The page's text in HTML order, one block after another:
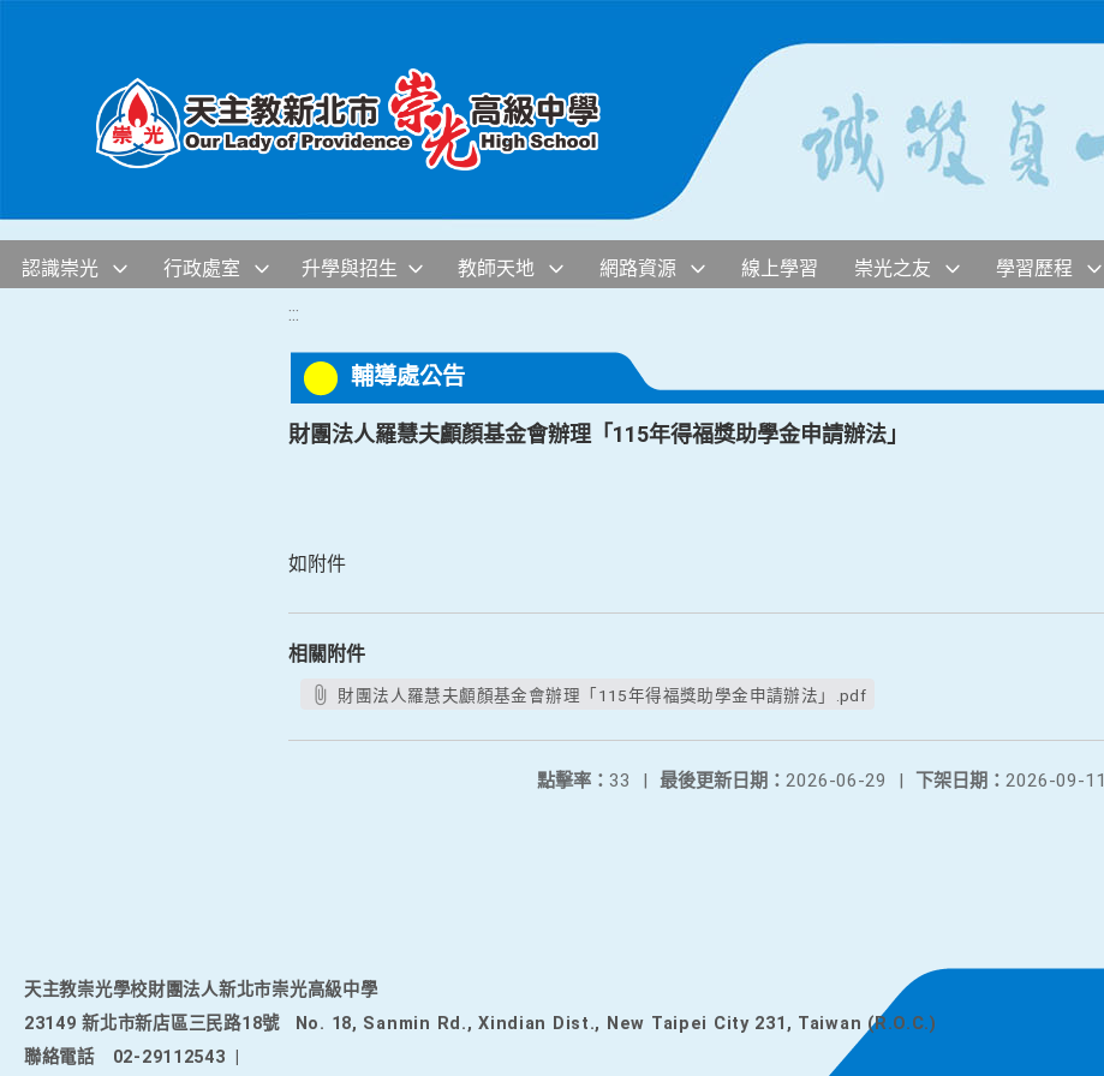
認識崇光 行政處室 升學與招生 教師天地 網路資源 線上學習 崇光之友 學習歷程
:::
輔導處公告
財團法人羅慧夫顱顏基金會辦理「115年得福獎助學金申請辦法」
如附件
相關附件
財團法人羅慧夫顱顏基金會辦理「115年得福獎助學金申請辦法」.pdf
下架日期： 2026-09-11
最後更新日期： 2026-06-29 |
點擊率： 33 |
天主教崇光學校財團法人新北市崇光高級中學
23149 新北市新店區三民路18號
No. 18, Sanmin Rd., Xindian Dist., New Taipei City 231, Taiwan (R.O.C.)
聯絡電話
02-29112543